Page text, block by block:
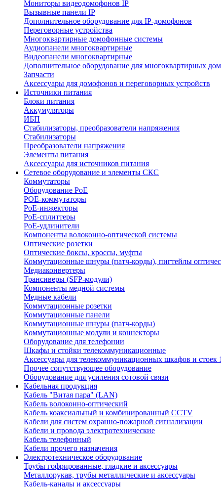
Мониторы видеодомофонов IP
Вызывные панели IP
Дополнительное оборудование для IP-домофонов
Переговорные устройства
Многоквартирные домофонные системы
Аудиопанели многоквартирные
Видеопанели многоквартирные
Дополнительное оборудование для многоквартирных
Запчасти
Аксессуары для домофонов и переговорных устройств
Источники питания
Блоки питания
Аккумуляторы
ИБП
Стабилизаторы, преобразователи напряжения
Стабилизаторы
Преобразователи напряжения
Элементы питания
Аксессуары для источников питания
Сетевое оборудование и элементы СКС
Коммутаторы
Оборудование PoE
POE-коммутаторы
PoE-инжекторы
PoE-сплиттеры
PoE-удлинители
Компоненты волоконно-оптической системы
Оптические розетки
Оптические боксы, кроссы, муфты
Коммутационные шнуры (патч-корды), пигтейлы
Медиаконвертеры
Трансиверы (SFP-модули)
Компоненты медной системы
Медные кабели
Коммутационные розетки
Коммутационные панели
Коммутационные шнуры (патч-корды)
Коммутационные модули и коннекторы
Оборудование для телефонии
Шкафы и стойки телекоммуникационные
Аксессуары для телекоммуникационных шкафов и стоек
Прочее сопутствующее оборудование
Оборудование для усиления сотовой связи
Кабельная продукция
Кабель "Витая пара" (LAN)
Кабель волоконно-оптический
Кабель коаксиальный и комбинированный CCTV
Кабели для систем охранно-пожарной сигнализации
Кабели и провода электротехнические
Кабель телефонный
Кабели прочего назначения
Электротехническое оборудование
Трубы гофрированные, гладкие и аксессуары
Металлорукав, трубы металлические и аксессуары
Кабель-каналы и аксессуары